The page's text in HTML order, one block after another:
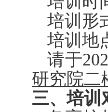
培训形
培训地
请于
研究院
三、培训